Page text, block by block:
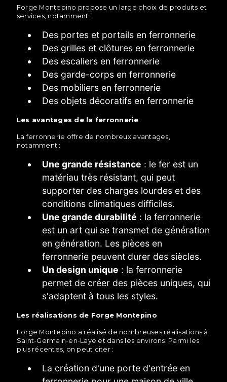
Forge Montepino propose un large choix de produits et
services, notamment :
Des portes et portails en ferronnerie
Des grilles et clôtures en ferronnerie
Des escaliers en ferronnerie
Des garde-corps en ferronnerie
Des mobiliers en ferronnerie
Des objets décoratifs en ferronnerie
Les avantages de la ferronnerie
La ferronnerie offre de nombreux avantages,
notamment :
Une grande résistance : le fer est un
matériau très résistant, qui peut
supporter des charges lourdes et des
conditions climatiques difficiles.
Une grande durabilité : la ferronnerie
est un art qui se transmet de génération
en génération. Les pièces en
ferronnerie peuvent durer des siècles.
Un design unique : la ferronnerie
permet de créer des pièces uniques, qui
s'adaptent à tous les styles.
Les réalisations de Forge Montepino
Forge Montepino a réalisé de nombreuses réalisations à
Saint-Germain-en-Laye et dans les environs. Parmi les
plus récentes, on peut citer :
La création d'une porte d'entrée en